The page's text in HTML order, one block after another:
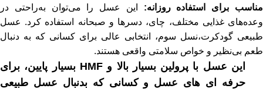
مناسب برای استفاده روزانه: این عسل را می‌توان به‌راحتی در
وعده‌های غذایی مختلف، چای، دسرها و صبحانه استفاده کرد. عسل
طبیعی گودکرت،نسل سوم، انتخابی عالی برای کسانی که به دنبال
طعم بی‌نظیر و خواص سلامتی واقعی هستند.
این عسل با پرولین بسیار بالا و HMF بسیار پایین، برای
حرفه ای های عسل و کسانی که بدنبال عسل طبیعی